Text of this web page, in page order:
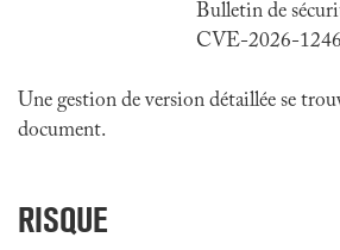
Bulletin de
CVE-2026-
Une gestion de version détaillée se
document.
RISQUE